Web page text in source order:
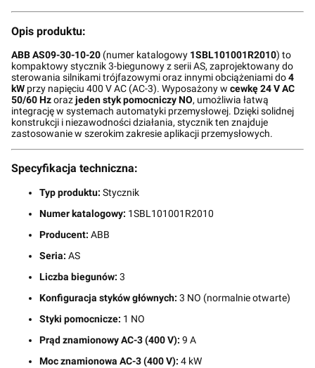
Opis produktu:
ABB AS09-30-10-20 (numer katalogowy 1SBL101001R2010) to
kompaktowy stycznik 3-biegunowy z serii AS, zaprojektowany do
sterowania silnikami trójfazowymi oraz innymi obciążeniami do4
kW przy napięciu 400 V AC (AC-3). Wyposażony w cewkę 24 V AC
50/60 Hzorazjeden styk pomocniczy NO, umożliwia łatwą
integrację w systemach automatyki przemysłowej. Dzięki solidnej
konstrukcji i niezawodności działania, stycznik ten znajduje
zastosowanie w szerokim zakresie aplikacji przemysłowych.
Specyfikacja techniczna:
Typ produktu: Stycznik
Numer katalogowy: 1SBL101001R2010
Producent: ABB
Seria: AS
Liczba biegunów: 3
Konfiguracja styków głównych: 3 NO (normalnie otwarte)
Styki pomocnicze: 1 NO
Prąd znamionowy AC-3 (400 V): 9 A
Moc znamionowa AC-3 (400 V): 4 kW